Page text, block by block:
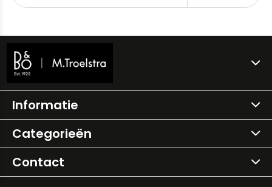
Informatie
Categorieën
Contact